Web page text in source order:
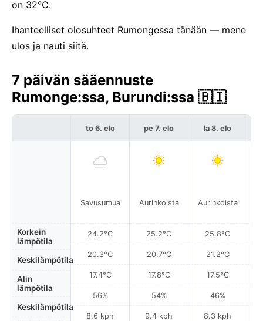
on 32°C.
Ihanteelliset olosuhteet Rumongessa tänään — mene
ulos ja nauti siitä.
7 päivän sääennuste
Rumonge:ssa, Burundi:ssa 🇧🇮
Korkein
lämpötila
Keskilämpötila
Alin
lämpötila
Keskilämpötila
to 6. elo
Savusumua
24.2°C
20.3°C
17.4°C
56%
8.6 kph
pe 7. elo
Aurinkoista
25.2°C
20.7°C
17.8°C
54%
9.4 kph
la 8. elo
Aurinkoista
25.8°C
21.2°C
17.5°C
46%
8.3 kph